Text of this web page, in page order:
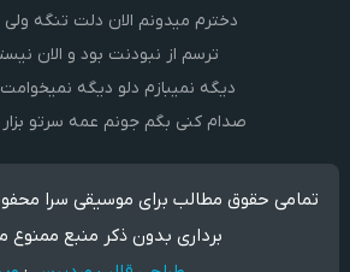
دخترم میدونم الان دلت تنگه ولی
ترسم از نبودنت بود و الان
دیگه نمیبازم دلو دیگه
صدام کنی بگم جونم عمه سرتو
تمامی حقوق مطالب برای موسیقی سرا
برداری بدون ذکر منبع ممنوع